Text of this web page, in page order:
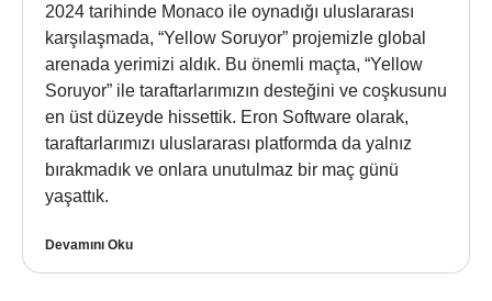
2024 tarihinde Monaco ile oynadığı uluslararası
karşılaşmada, “Yellow Soruyor” projemizle global
arenada yerimizi aldık. Bu önemli maçta, “Yellow
Soruyor” ile taraftarlarımızın desteğini ve coşkusunu
en üst düzeyde hissettik. Eron Software olarak,
taraftarlarımızı uluslararası platformda da yalnız
bırakmadık ve onlara unutulmaz bir maç günü
yaşattık.
Devamını Oku